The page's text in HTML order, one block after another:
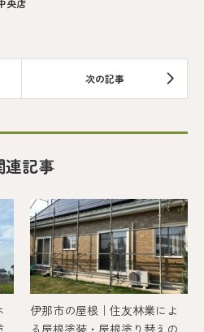
央店
連記事
伊那市の屋根｜住友林業によ
る屋根塗装・屋根塗り替えの